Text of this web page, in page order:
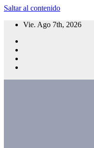
Saltar al contenido
Vie. Ago 7th, 2026